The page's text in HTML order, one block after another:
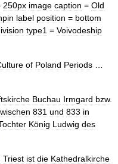
250px image caption = Old
label position = bottom
type1 = Voivodeship
of Poland Periods
Buchau Irmgard bzw.
831 und 833 in
König Ludwig des
Triest ist die Kathedralkirche